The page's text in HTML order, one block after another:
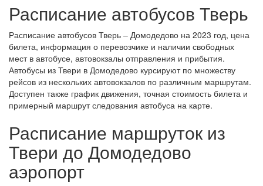
Расписание автобусов Тверь
Расписание автобусов Тверь – Домодедово на 2023 год, цена
билета, информация о перевозчике и наличии свободных
мест в автобусе, автовокзалы отправления и прибытия.
Автобусы из Твери в Домодедово курсируют по множеству
рейсов из нескольких автовокзалов по различным маршрутам.
Доступен также график движения, точная стоимость билета и
примерный маршрут следования автобуса на карте.
Расписание маршруток из
Твери до Домодедово
аэропорт